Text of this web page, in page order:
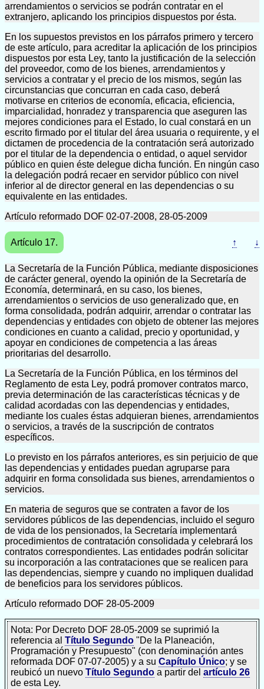
arrendamientos o servicios se podrán contratar en el
extranjero, aplicando los principios dispuestos por ésta.
En los supuestos previstos en los párrafos primero y tercero
de este artículo, para acreditar la aplicación de los principios
dispuestos por esta Ley, tanto la justificación de la selección
del proveedor, como de los bienes, arrendamientos y
servicios a contratar y el precio de los mismos, según las
circunstancias que concurran en cada caso, deberá
motivarse en criterios de economía, eficacia, eficiencia,
imparcialidad, honradez y transparencia que aseguren las
mejores condiciones para el Estado, lo cual constará en un
escrito firmado por el titular del área usuaria o requirente, y el
dictamen de procedencia de la contratación será autorizado
por el titular de la dependencia o entidad, o aquel servidor
público en quien éste delegue dicha función. En ningún caso
la delegación podrá recaer en servidor público con nivel
inferior al de director general en las dependencias o su
equivalente en las entidades.
Artículo reformado DOF 02-07-2008, 28-05-2009
Artículo 17. ↑ ↓
La Secretaría de la Función Pública, mediante disposiciones
de carácter general, oyendo la opinión de la Secretaría de
Economía, determinará, en su caso, los bienes,
arrendamientos o servicios de uso generalizado que, en
forma consolidada, podrán adquirir, arrendar o contratar las
dependencias y entidades con objeto de obtener las mejores
condiciones en cuanto a calidad, precio y oportunidad, y
apoyar en condiciones de competencia a las áreas
prioritarias del desarrollo.
La Secretaría de la Función Pública, en los términos del
Reglamento de esta Ley, podrá promover contratos marco,
previa determinación de las características técnicas y de
calidad acordadas con las dependencias y entidades,
mediante los cuales éstas adquieran bienes, arrendamientos
o servicios, a través de la suscripción de contratos
específicos.
Lo previsto en los párrafos anteriores, es sin perjuicio de que
las dependencias y entidades puedan agruparse para
adquirir en forma consolidada sus bienes, arrendamientos o
servicios.
En materia de seguros que se contraten a favor de los
servidores públicos de las dependencias, incluido el seguro
de vida de los pensionados, la Secretaría implementará
procedimientos de contratación consolidada y celebrará los
contratos correspondientes. Las entidades podrán solicitar
su incorporación a las contrataciones que se realicen para
las dependencias, siempre y cuando no impliquen dualidad
de beneficios para los servidores públicos.
Artículo reformado DOF 28-05-2009
Nota: Por Decreto DOF 28-05-2009 se suprimió la
referencia al Título Segundo "De la Planeación,
Programación y Presupuesto" (con denominación antes
reformada DOF 07-07-2005) y a su Capítulo Único; y se
reubicó un nuevo Título Segundo a partir del artículo 26
de esta Ley.